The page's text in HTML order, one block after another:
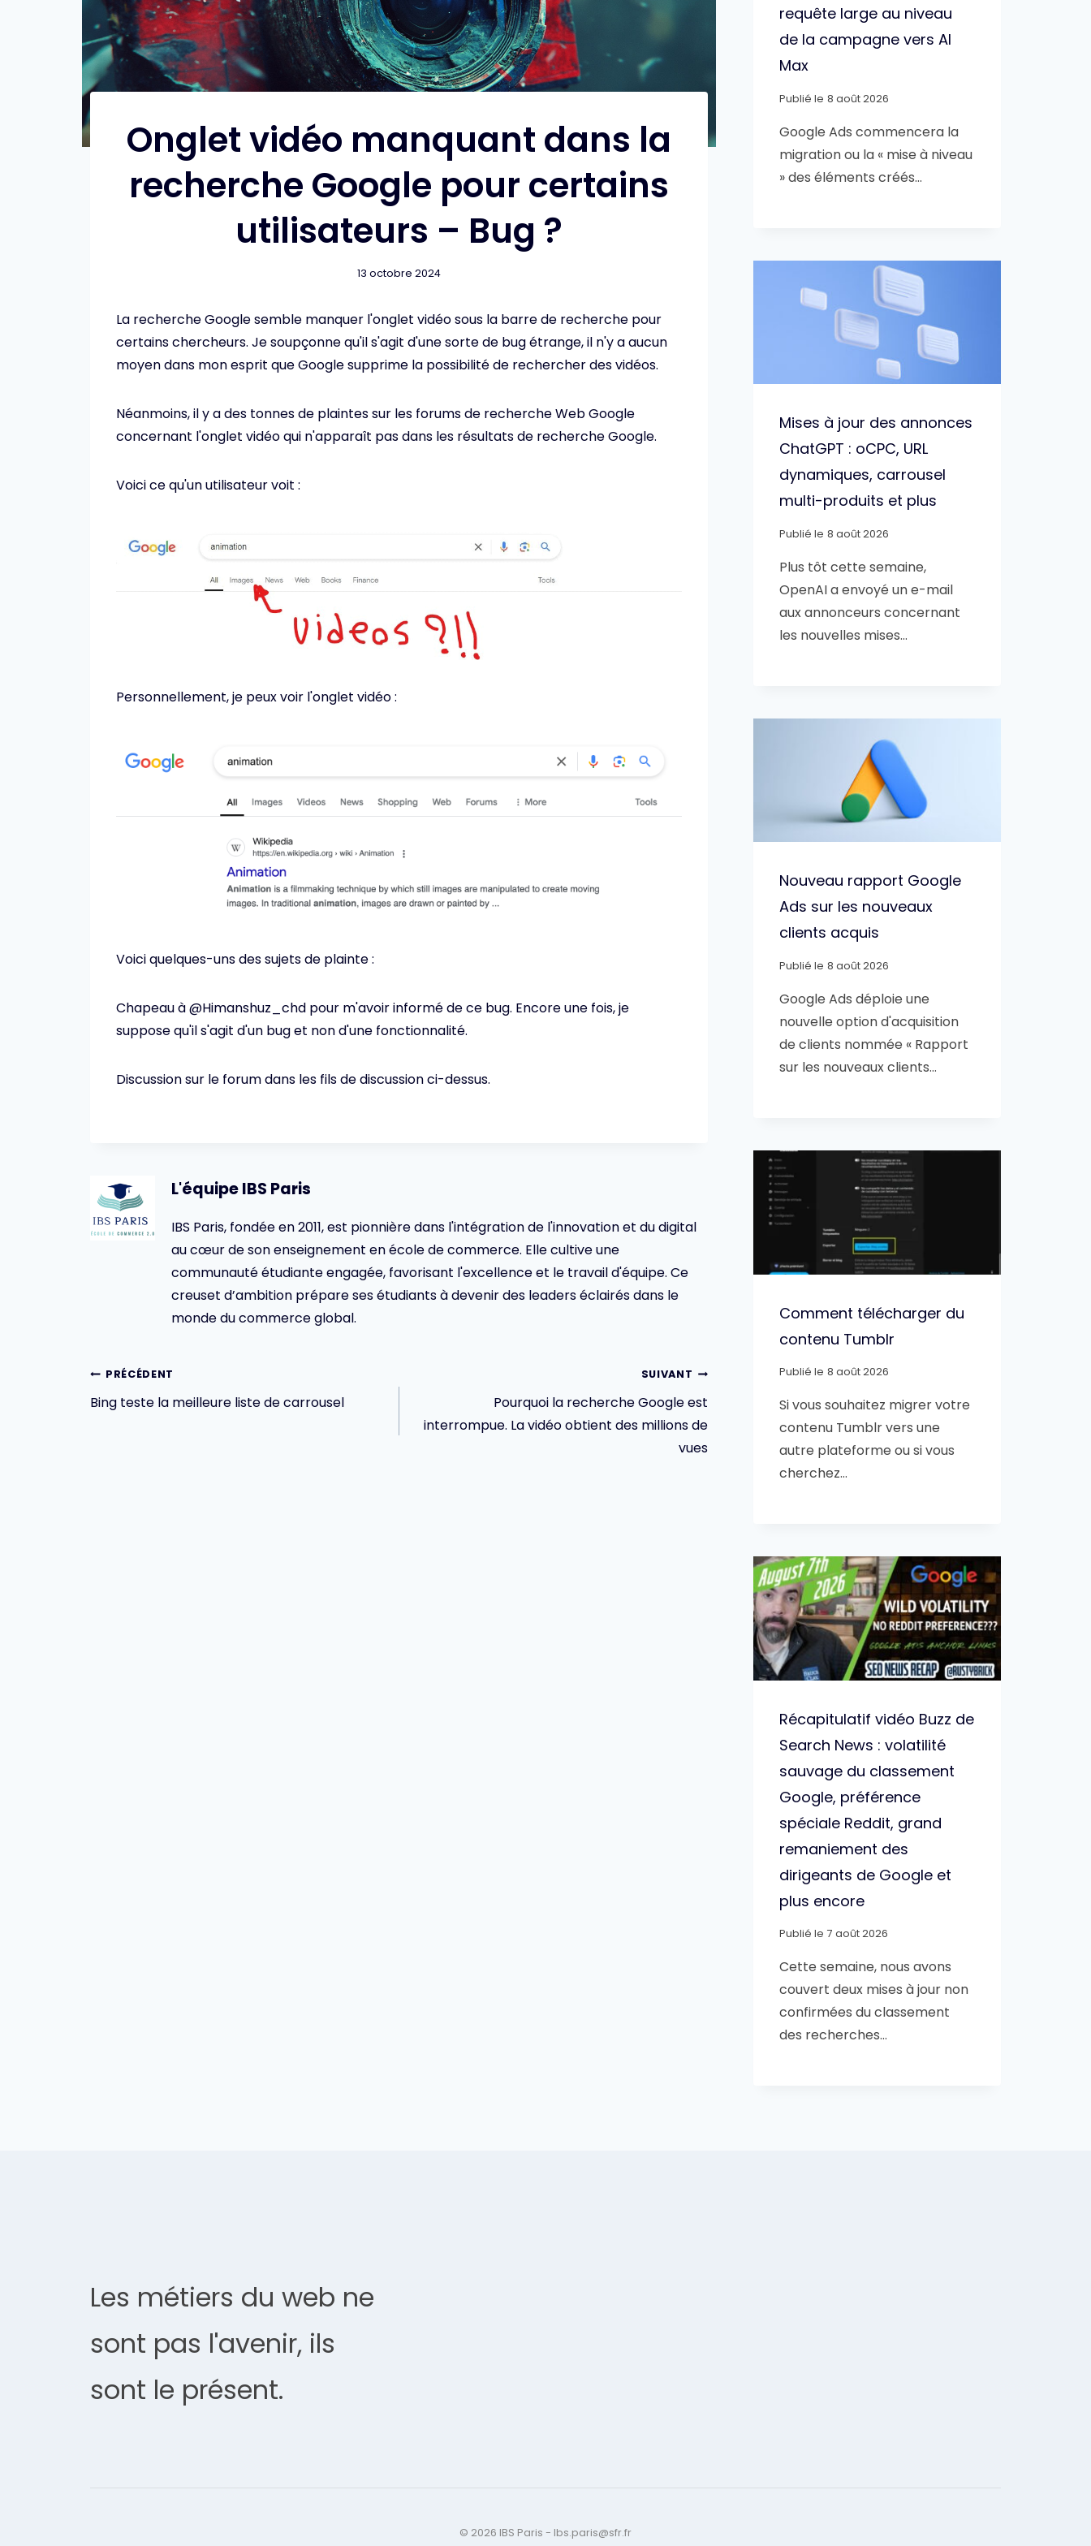
Onglet vidéo manquant dans la
recherche Google pour certains
utilisateurs – Bug ?
13 octobre 2024
La recherche Google semble manquer l'onglet vidéo sous la barre de recherche pour
certains chercheurs. Je soupçonne qu'il s'agit d'une sorte de bug étrange, il n'y a aucun
moyen dans mon esprit que Google supprime la possibilité de rechercher des vidéos.
Néanmoins, il y a des tonnes de plaintes sur les forums de recherche Web Google
concernant l'onglet vidéo qui n'apparaît pas dans les résultats de recherche Google.
Voici ce qu'un utilisateur voit :
Personnellement, je peux voir l'onglet vidéo :
Voici quelques-uns des sujets de plainte :
Chapeau à @Himanshuz_chd pour m'avoir informé de ce bug. Encore une fois, je
suppose qu'il s'agit d'un bug et non d'une fonctionnalité.
Discussion sur le forum dans les fils de discussion ci-dessus.
L'équipe IBS Paris
IBS Paris, fondée en 2011, est pionnière dans l'intégration de l'innovation et du digital
au cœur de son enseignement en école de commerce. Elle cultive une
communauté étudiante engagée, favorisant l'excellence et le travail d'équipe. Ce
creuset d’ambition prépare ses étudiants à devenir des leaders éclairés dans le
monde du commerce global.
Navigation
de
PRÉCÉDENT
Bing teste la meilleure liste de carrousel
SUIVANT
Pourquoi la recherche Google est
interrompue. La vidéo obtient des millions de
vues
requête large au niveau
de la campagne vers AI
Max
Publié le 8 août 2026
Google Ads commencera la
migration ou la « mise à niveau
» des éléments créés…
Mises à jour des annonces
ChatGPT : oCPC, URL
dynamiques, carrousel
multi-produits et plus
Publié le 8 août 2026
Plus tôt cette semaine,
OpenAI a envoyé un e-mail
aux annonceurs concernant
les nouvelles mises…
Nouveau rapport Google
Ads sur les nouveaux
clients acquis
Publié le 8 août 2026
Google Ads déploie une
nouvelle option d'acquisition
de clients nommée « Rapport
sur les nouveaux clients…
Comment télécharger du
contenu Tumblr
Publié le 8 août 2026
Si vous souhaitez migrer votre
contenu Tumblr vers une
autre plateforme ou si vous
cherchez…
Récapitulatif vidéo Buzz de
Search News : volatilité
sauvage du classement
Google, préférence
spéciale Reddit, grand
remaniement des
dirigeants de Google et
plus encore
Publié le 7 août 2026
Cette semaine, nous avons
couvert deux mises à jour non
confirmées du classement
des recherches…
Les métiers du web ne
sont pas l'avenir, ils
sont le présent.
© 2026 IBS Paris - Ibs.paris@sfr.fr